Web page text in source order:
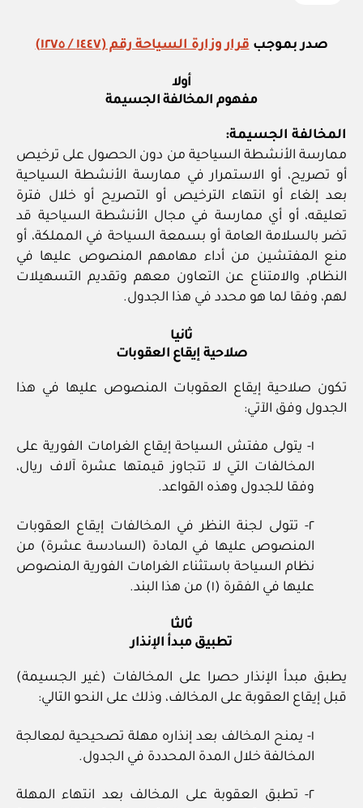
صدر بموجب قرار وزارة السياحة رقم (١٤٤٧ / ١٢٧٥)
أولا
مفهوم المخالفة الجسيمة
المخالفة الجسيمة:
ممارسة الأنشطة السياحية من دون الحصول على ترخيص
أو تصريح، أو الاستمرار في ممارسة الأنشطة السياحية
بعد إلغاء أو انتهاء الترخيص أو التصريح أو خلال فترة
تعليقه، أو أي ممارسة في مجال الأنشطة السياحية قد
تضر بالسلامة العامة أو بسمعة السياحة في المملكة، أو
منع المفتشين من أداء مهامهم المنصوص عليها في
النظام، والامتناع عن التعاون معهم وتقديم التسهيلات
لهم، وفقا لما هو محدد في هذا الجدول.
ثانيا
صلاحية إيقاع العقوبات
تكون صلاحية إيقاع العقوبات المنصوص عليها في هذا
الجدول وفق الآتي:
١- يتولى مفتش السياحة إيقاع الغرامات الفورية على
المخالفات التي لا تتجاوز قيمتها عشرة آلاف ريال،
وفقا للجدول وهذه القواعد.
٢- تتولى لجنة النظر في المخالفات إيقاع العقوبات
المنصوص عليها في المادة (السادسة عشرة) من
نظام السياحة باستثناء الغرامات الفورية المنصوص
عليها في الفقرة (١) من هذا البند.
ثالثا
تطبيق مبدأ الإنذار
يطبق مبدأ الإنذار حصرا على المخالفات (غير الجسيمة)
قبل إيقاع العقوبة على المخالف، وذلك على النحو التالي:
١- يمنح المخالف بعد إنذاره مهلة تصحيحية لمعالجة
المخالفة خلال المدة المحددة في الجدول.
٢- تطبق العقوبة على المخالف بعد انتهاء المهلة